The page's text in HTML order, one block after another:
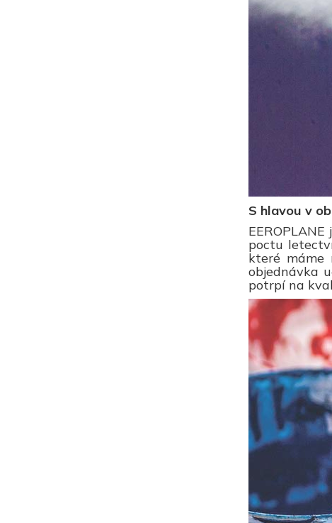
S hlavou v
poctu
které máme
objednávka
potrpí na